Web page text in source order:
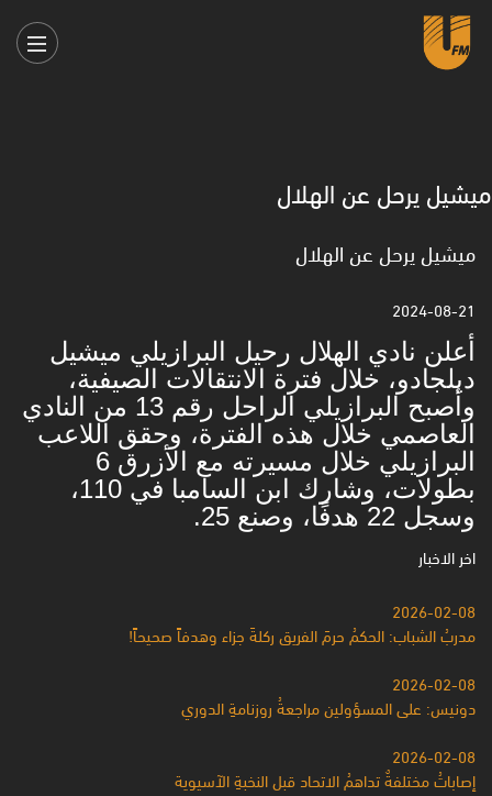
ميشيل يرحل عن الهلال
ميشيل يرحل عن الهلال
2024-08-21
أعلن نادي الهلال رحيل البرازيلي ميشيل
ديلجادو، خلال فترة الانتقالات الصيفية،
وأصبح البرازيلي الراحل رقم 13 من النادي
العاصمي خلال هذه الفترة، وحقق اللاعب
البرازيلي خلال مسيرته مع الأزرق 6
بطولات، وشارك ابن السامبا في 110،
وسجل 22 هدفًا، وصنع 25.
اخر الاخبار
2026-02-08
مدربُ الشباب: الحكمُ حرمَ الفريق ركلةَ جزاء وهدفاً صحيحاً!
2026-02-08
دونيس: على المسؤولين مراجعةُ روزنامةِ الدوري
2026-02-08
إصاباتُ مختلفةٌ تداهمُ الاتحاد قبل النخبةِ الآسيوية